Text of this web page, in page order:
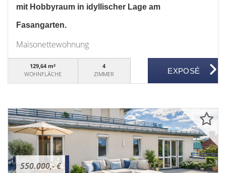
mit Hobbyraum in idyllischer Lage am
Fasangarten.
Maisonettewohnung
129,64 m²
WOHNFLÄCHE
4
ZIMMER
550.000,- €